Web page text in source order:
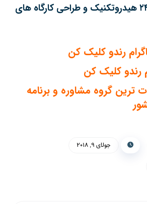
۲۳ هیدروبیولوژی ۲۴ هیدروتکنیک و طراحی کارگاه های
رندو کلیک کن
رندو کلیک کن
ترین گروه مشاوره و برنامه
جولای ۹, ۲۰۱۸